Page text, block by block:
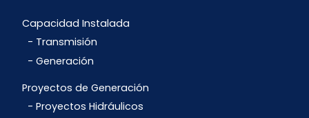
Capacidad Instalada
Transmisión
Generación
Proyectos de Generación
Proyectos Hidráulicos